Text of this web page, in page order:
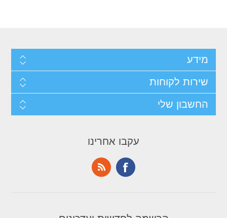
מידע
שירות לקוחות
החשבון שלי
עקבו אחרינו